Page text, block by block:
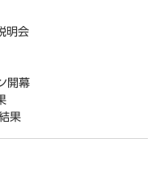
明会
開幕
果